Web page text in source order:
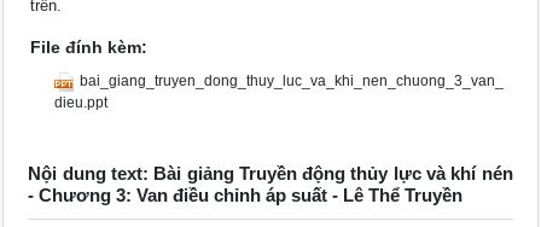
trên.
File đính kèm:
bai_giang_truyen_dong_thuy_luc_va_khi_nen_chuong_3_van_
dieu.ppt
Nội dung text: Bài giảng Truyền động thủy lực và khí nén
- Chương 3: Van điều chỉnh áp suất - Lê Thể Truyền